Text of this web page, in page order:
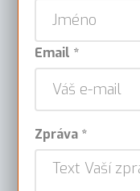
Email *
Zpráva *